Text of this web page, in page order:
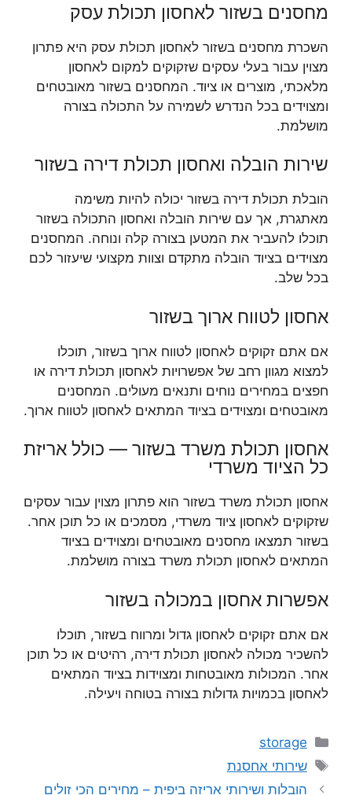
מחסנים בשזור לאחסון תכולת עסק
השכרת מחסנים בשזור לאחסון תכולת עסק היא פתרון
מצוין עבור בעלי עסקים שזקוקים למקום לאחסון
מלאכתי, מוצרים או ציוד. המחסנים בשזור מאובטחים
ומצוידים בכל הנדרש לשמירה על התכולה בצורה
מושלמת.
שירות הובלה ואחסון תכולת דירה בשזור
הובלת תכולת דירה בשזור יכולה להיות משימה
מאתגרת, אך עם שירות הובלה ואחסון התכולה בשזור
תוכלו להעביר את המטען בצורה קלה ונוחה. המחסנים
מצוידים בציוד הובלה מתקדם וצוות מקצועי שיעזור לכם
בכל שלב.
אחסון לטווח ארוך בשזור
אם אתם זקוקים לאחסון לטווח ארוך בשזור, תוכלו
למצוא מגוון רחב של אפשרויות לאחסון תכולת דירה או
חפצים במחירים נוחים ותנאים מעולים. המחסנים
מאובטחים ומצוידים בציוד המתאים לאחסון לטווח ארוך.
אחסון תכולת משרד בשזור — כולל אריזת
כל הציוד משרדי
אחסון תכולת משרד בשזור הוא פתרון מצוין עבור עסקים
שזקוקים לאחסון ציוד משרדי, מסמכים או כל תוכן אחר.
בשזור תמצאו מחסנים מאובטחים ומצוידים בציוד
המתאים לאחסון תכולת משרד בצורה מושלמת.
אפשרות אחסון במכולה בשזור
אם אתם זקוקים לאחסון גדול ומרווח בשזור, תוכלו
להשכיר מכולה לאחסון תכולת דירה, רהיטים או כל תוכן
אחר. המכולות מאובטחות ומצוידות בציוד המתאים
לאחסון בכמויות גדולות בצורה בטוחה ויעילה.
קטגוריות
storage
תגיות
שירותי אחסנת
הובלות ושירותי אריזה ביפית – מחירים הכי זולים